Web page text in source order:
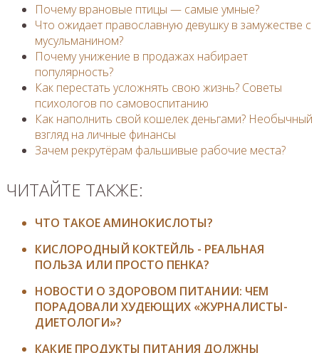
Почему врановые птицы — самые умные?
Что ожидает православную девушку в замужестве с
мусульманином?
Почему унижение в продажах набирает
популярность?
Как перестать усложнять свою жизнь? Советы
психологов по самовоспитанию
Как наполнить свой кошелек деньгами? Необычный
взгляд на личные финансы
Зачем рекрутёрам фальшивые рабочие места?
ЧИТАЙТЕ ТАКЖЕ:
ЧТО ТАКОЕ АМИНОКИСЛОТЫ?
КИСЛОРОДНЫЙ КОКТЕЙЛЬ - РЕАЛЬНАЯ
ПОЛЬЗА ИЛИ ПРОСТО ПЕНКА?
НОВОСТИ О ЗДОРОВОМ ПИТАНИИ: ЧЕМ
ПОРАДОВАЛИ ХУДЕЮЩИХ «ЖУРНАЛИСТЫ-
ДИЕТОЛОГИ»?
КАКИЕ ПРОДУКТЫ ПИТАНИЯ ДОЛЖНЫ